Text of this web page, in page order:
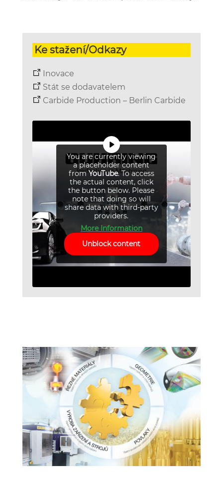
Ke stažení/Odkazy
Inovace
Stát se dodavatelem
Carbide Production – Berlin Carbide
You are currently viewing
a placeholder content
fromYouTube. To access
the actual content, click
the button below. Please
note that doing so will
share data with third-party
providers.
More Information
Unblock content